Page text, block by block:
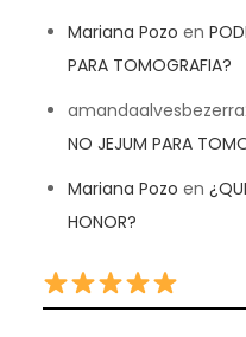
Mariana Pozo en
PARA TOMOGRAFIA?
NO JEJUM PARA
Mariana Pozo en
HONOR?